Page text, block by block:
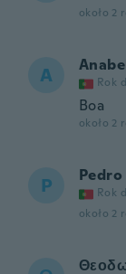
około 2
A Rok
Boa
około 2
P Pedro
Rok
około 2